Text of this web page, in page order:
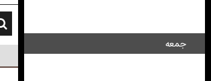
جمعه